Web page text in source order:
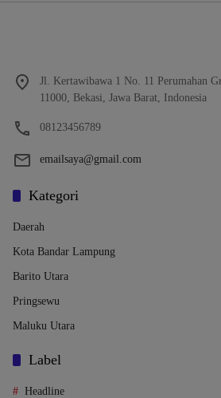
Jl. Kertawibawa 1 No. 11 Perumahan
11000, Bekasi, Jawa Barat, Indonesia
08123456789
emailsaya@gmail.com
Kategori
Daerah
Kota Bandar Lampung
Barito Utara
Pringsewu
Maluku Utara
Label
Headline